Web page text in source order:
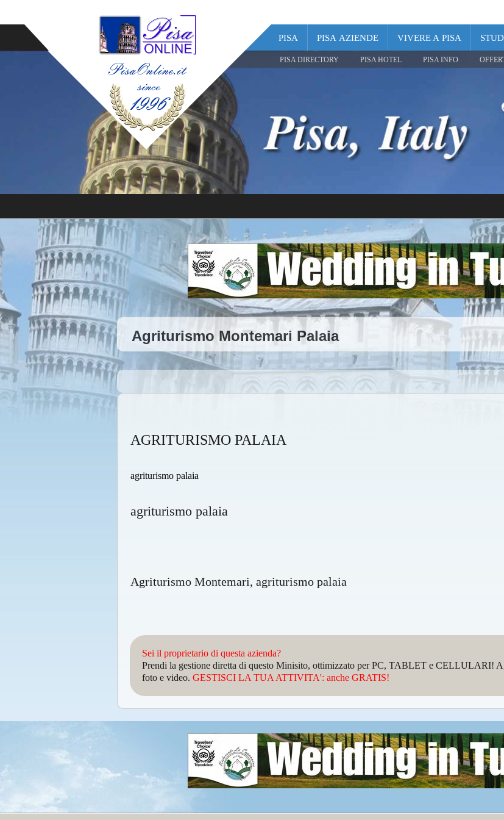
PISA PISA AZIENDE VIVERE A PISA
PISA DIRECTORY PISA HOTEL PISA INFO
Agriturismo Montemari Palaia
AGRITURISMO PALAIA
agriturismo palaia
agriturismo palaia
Agriturismo Montemari, agriturismo palaia
Sei il proprietario di questa azienda?
Prendi la gestione diretta di questo Minisito, ottimizzato per PC, TABLET e CELLULARI!
foto e video. GESTISCI LA TUA ATTIVITA': anche GRATIS!